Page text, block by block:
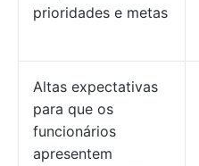
prioridades e metas
Altas expectativas
para que os
funcionários
apresentem